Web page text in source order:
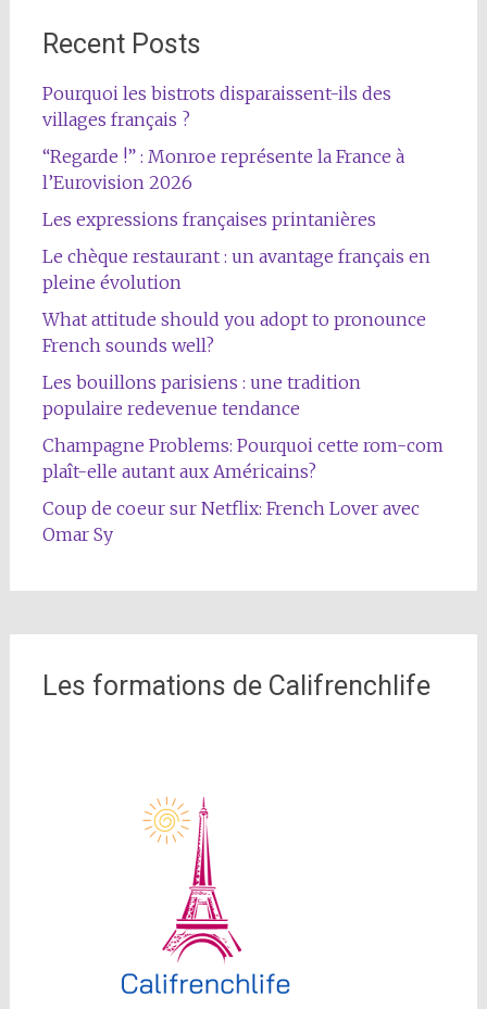
Recent Posts
Pourquoi les bistrots disparaissent-ils des
villages français ?
“Regarde !” : Monroe représente la France à
l’Eurovision 2026
Les expressions françaises printanières
Le chèque restaurant : un avantage français en
pleine évolution
What attitude should you adopt to pronounce
French sounds well?
Les bouillons parisiens : une tradition
populaire redevenue tendance
Champagne Problems: Pourquoi cette rom-com
plaît-elle autant aux Américains?
Coup de coeur sur Netflix: French Lover avec
Omar Sy
Les formations de Califrenchlife